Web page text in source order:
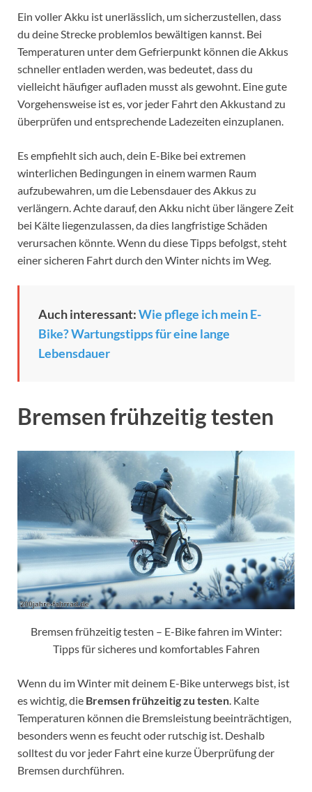
Ein voller Akku ist unerlässlich, um sicherzustellen, dass
du deine Strecke problemlos bewältigen kannst. Bei
Temperaturen unter dem Gefrierpunkt können die Akkus
schneller entladen werden, was bedeutet, dass du
vielleicht häufiger aufladen musst als gewohnt. Eine gute
Vorgehensweise ist es, vor jeder Fahrt den Akkustand zu
überprüfen und entsprechende Ladezeiten einzuplanen.
Es empfiehlt sich auch, dein E-Bike bei extremen
winterlichen Bedingungen in einem warmen Raum
aufzubewahren, um die Lebensdauer des Akkus zu
verlängern. Achte darauf, den Akku nicht über längere Zeit
bei Kälte liegenzulassen, da dies langfristige Schäden
verursachen könnte. Wenn du diese Tipps befolgst, steht
einer sicheren Fahrt durch den Winter nichts im Weg.
Auch interessant:Wie pflege ich mein E-
Bike? Wartungstipps für eine lange
Lebensdauer
Bremsen frühzeitig testen
Bremsen frühzeitig testen – E-Bike fahren im Winter:
Tipps für sicheres und komfortables Fahren
Wenn du im Winter mit deinem E-Bike unterwegs bist, ist
es wichtig, die Bremsen frühzeitig zu testen. Kalte
Temperaturen können die Bremsleistung beeinträchtigen,
besonders wenn es feucht oder rutschig ist. Deshalb
solltest du vor jeder Fahrt eine kurze Überprüfung der
Bremsen durchführen.